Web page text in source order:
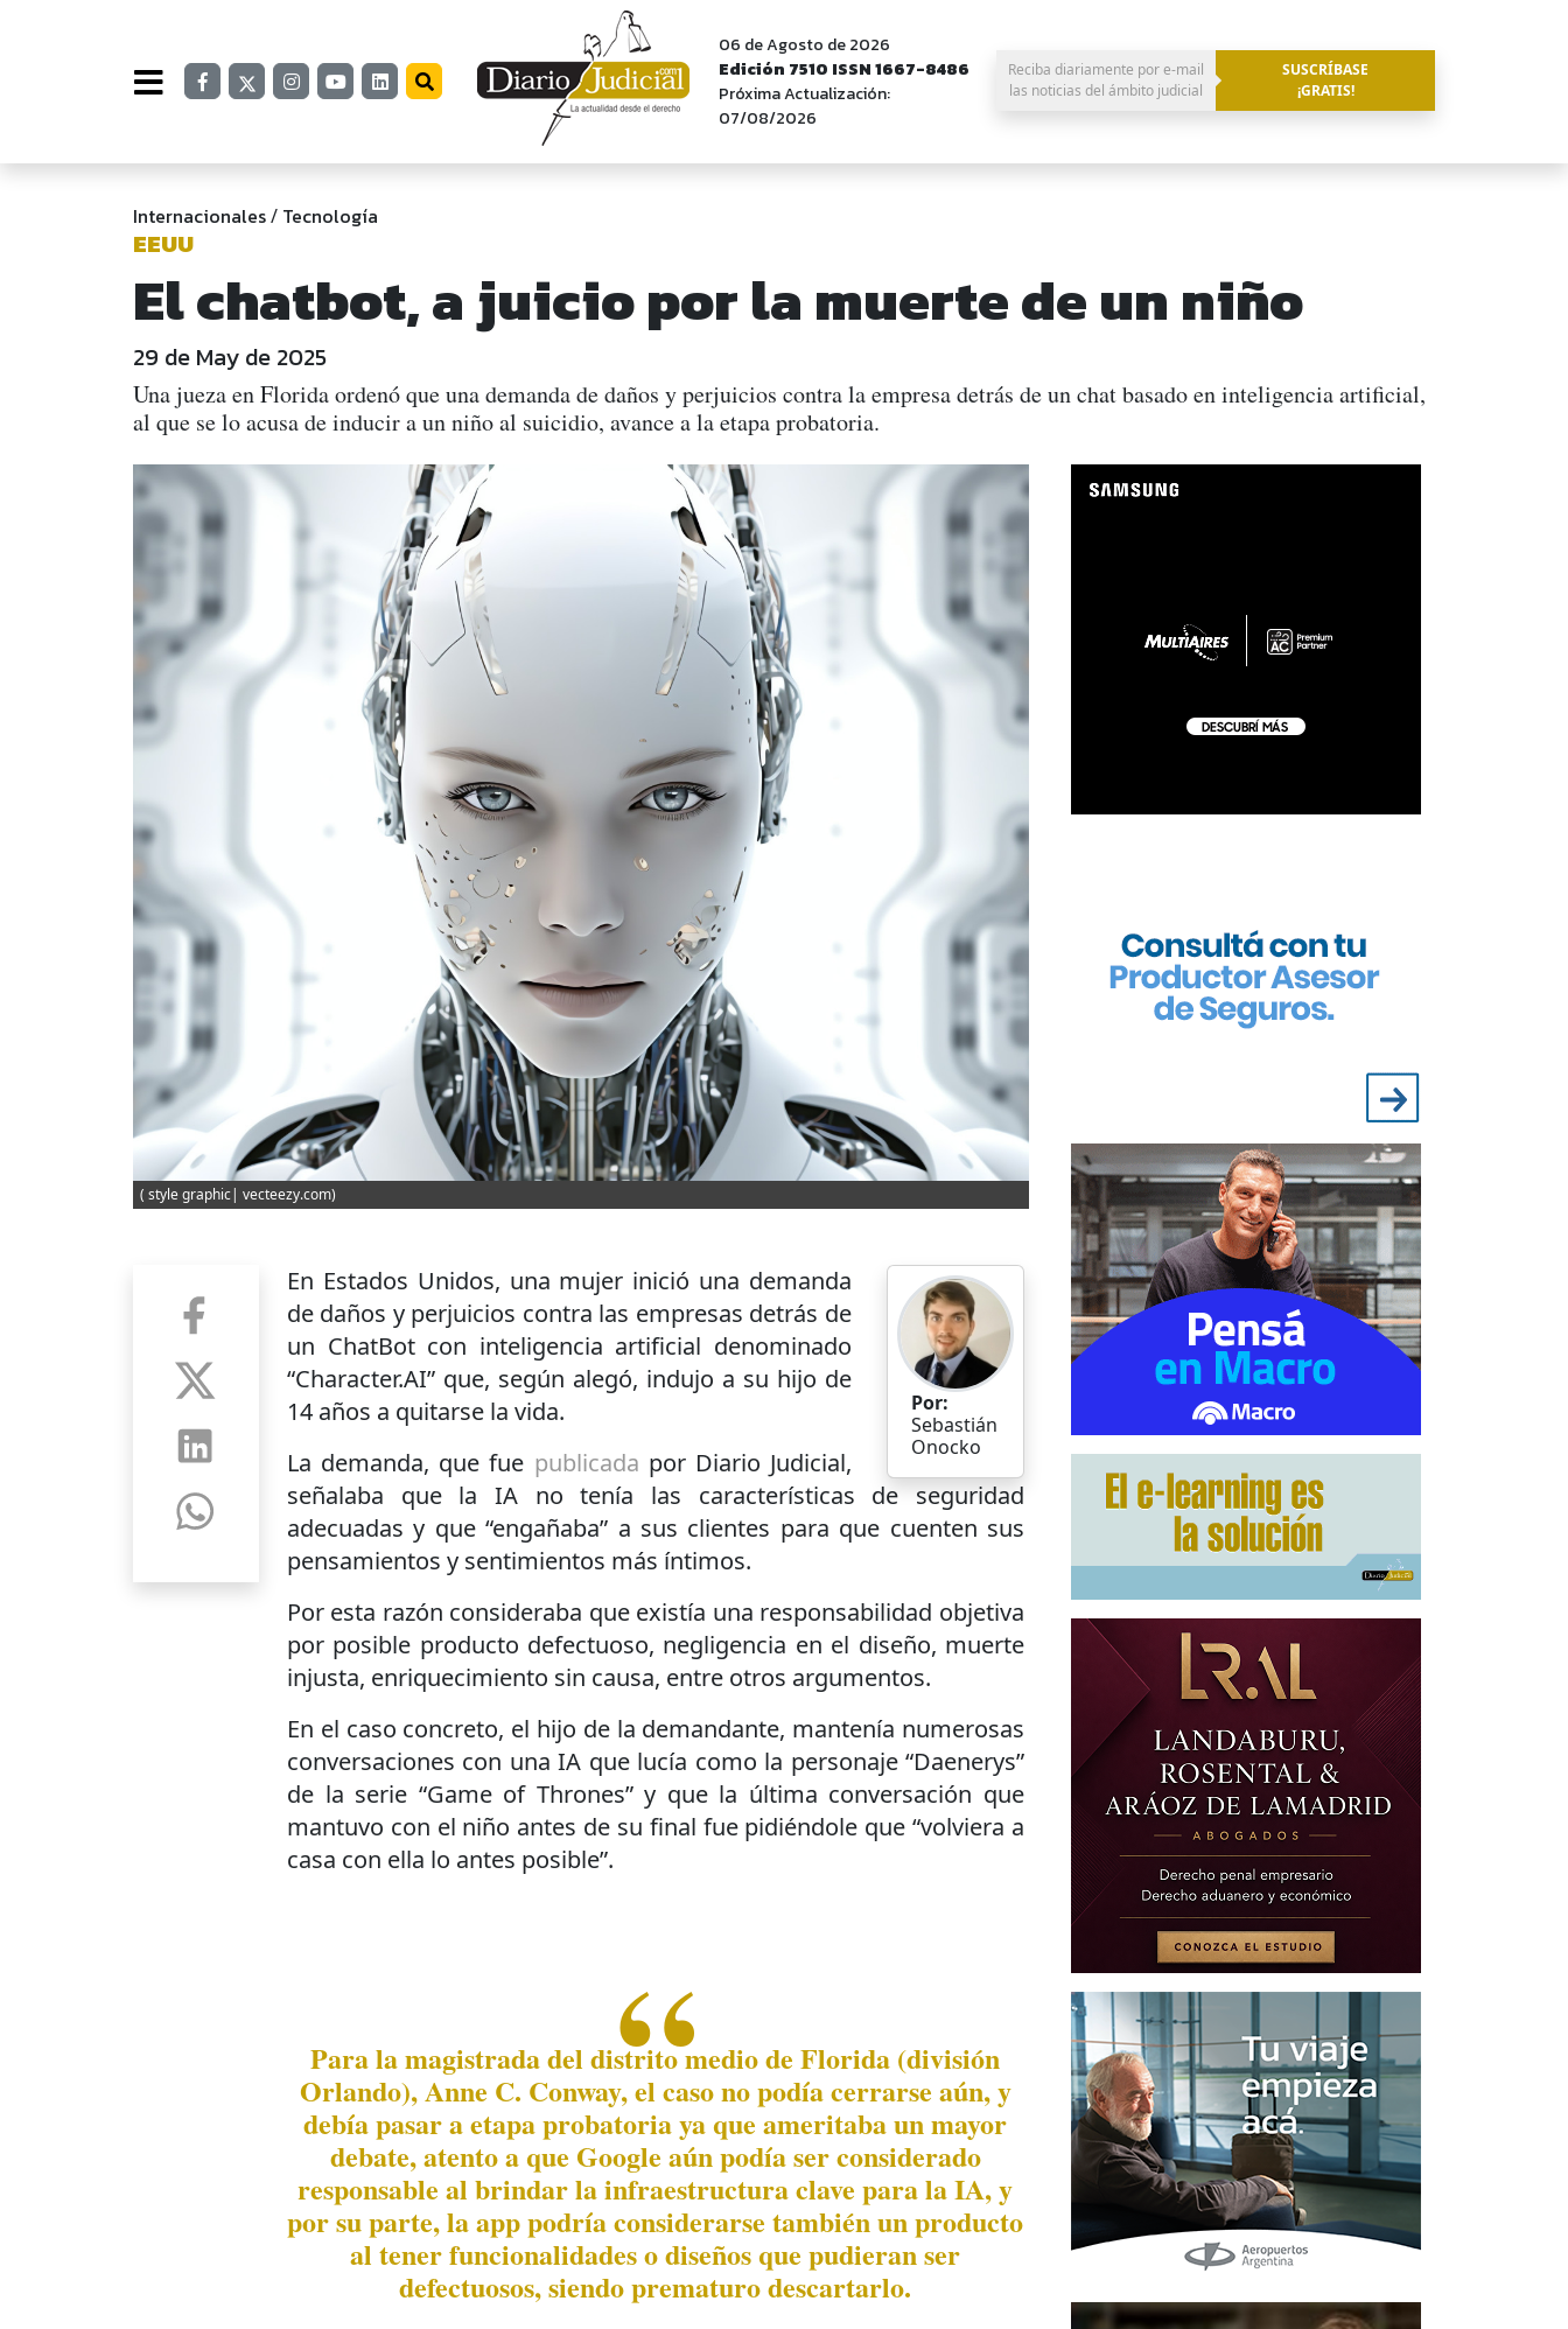
06 de Agosto de 2026
Edición 7510 ISSN 1667-8486
Próxima Actualización:
07/08/2026
Reciba diariamente por e-mail
las noticias del ámbito judicial
SUSCRÍBASE
¡GRATIS!
Internacionales/ Tecnología
EEUU
El chatbot, a juicio por la muerte de un niño
29 de May de 2025
Una jueza en Florida ordenó que una demanda de daños y perjuicios contra la empresa detrás de un chat basado en inteligencia artificial,
al que se lo acusa de inducir a un niño al suicidio, avance a la etapa probatoria.
( style graphic| vecteezy.com)
Por:
Sebastián
Onocko
En Estados Unidos, una mujer inició una demanda
de daños y perjuicios contra las empresas detrás de
un ChatBot con inteligencia artificial denominado
“Character.AI” que, según alegó, indujo a su hijo de
14 años a quitarse la vida.
La demanda, que fue publicada por Diario Judicial,
señalaba que la IA no tenía las características de seguridad
adecuadas y que “engañaba” a sus clientes para que cuenten sus
pensamientos y sentimientos más íntimos.
Por esta razón consideraba que existía una responsabilidad objetiva
por posible producto defectuoso, negligencia en el diseño, muerte
injusta, enriquecimiento sin causa, entre otros argumentos.
En el caso concreto, el hijo de la demandante, mantenía numerosas
conversaciones con una IA que lucía como la personaje “Daenerys”
de la serie “Game of Thrones” y que la última conversación que
mantuvo con el niño antes de su final fue pidiéndole que “volviera a
casa con ella lo antes posible”.
Para la magistrada del distrito medio de Florida (división
Orlando), Anne C. Conway, el caso no podía cerrarse aún, y
debía pasar a etapa probatoria ya que ameritaba un mayor
debate, atento a que Google aún podía ser considerado
responsable al brindar la infraestructura clave para la IA, y
por su parte, la app podría considerarse también un producto
al tener funcionalidades o diseños que pudieran ser
defectuosos, siendo prematuro descartarlo.